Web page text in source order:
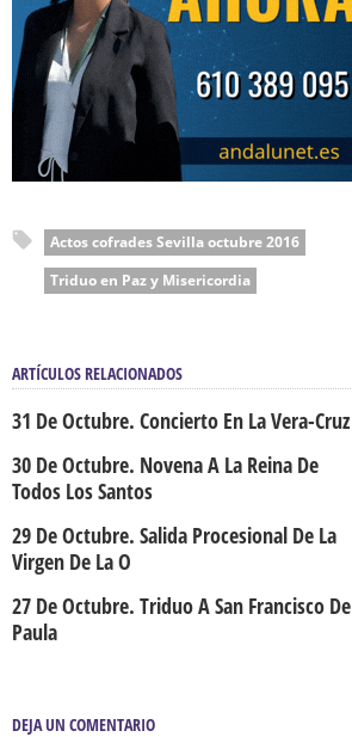
Actos cofrades Sevilla octubre 2016
Triduo en Paz y Misericordia
ARTÍCULOS RELACIONADOS
31 De Octubre. Concierto En La Vera-Cruz
30 De Octubre. Novena A La Reina De
Todos Los Santos
29 De Octubre. Salida Procesional De La
Virgen De La O
27 De Octubre. Triduo A San Francisco De
Paula
DEJA UN COMENTARIO